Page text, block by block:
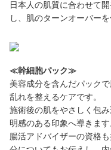
日本人の肌質に合わせて
し、肌のターンオーバー
≪幹細胞パック≫
美容成分を含んだパック
乱れを整えるケアです。
施術後の肌をやさしく包
明感のある印象へ導きます
腸活アドバイザーの資格